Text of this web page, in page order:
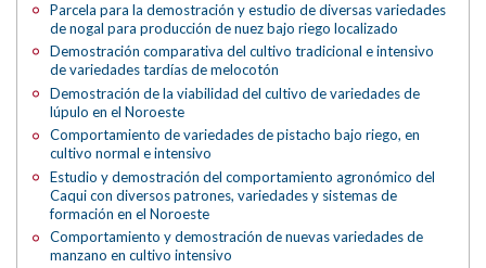
Parcela para la demostración y estudio de diversas variedades
de nogal para producción de nuez bajo riego localizado
Demostración comparativa del cultivo tradicional e intensivo
de variedades tardías de melocotón
Demostración de la viabilidad del cultivo de variedades de
lúpulo en el Noroeste
Comportamiento de variedades de pistacho bajo riego, en
cultivo normal e intensivo
Estudio y demostración del comportamiento agronómico del
Caqui con diversos patrones, variedades y sistemas de
formación en el Noroeste
Comportamiento y demostración de nuevas variedades de
manzano en cultivo intensivo